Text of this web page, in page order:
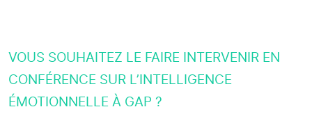
VOUS SOUHAITEZ LE FAIRE INTERVENIR EN
CONFÉRENCE SUR L’INTELLIGENCE
ÉMOTIONNELLE À GAP ?